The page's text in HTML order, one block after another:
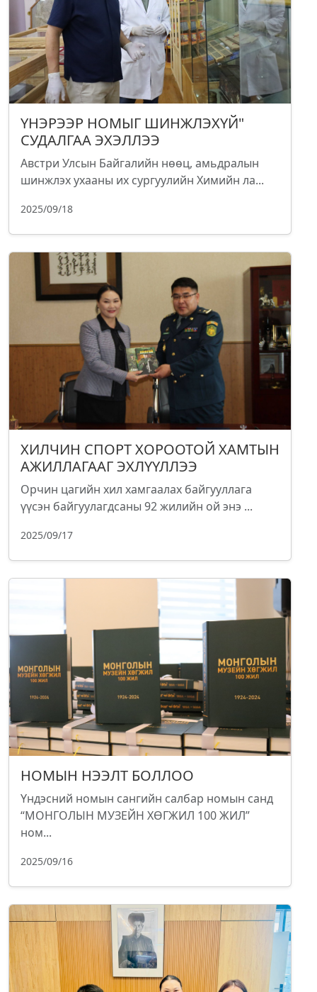
ҮНЭРЭЭР НОМЫГ ШИНЖЛЭХҮЙ"
СУДАЛГАА ЭХЭЛЛЭЭ
Австри Улсын Байгалийн нөөц, амьдралын
шинжлэх ухааны их сургуулийн Химийн ла...
2025/09/18
ХИЛЧИН СПОРТ ХОРООТОЙ ХАМТЫН
АЖИЛЛАГААГ ЭХЛҮҮЛЛЭЭ
Орчин цагийн хил хамгаалах байгууллага
үүсэн байгуулагдсаны 92 жилийн ой энэ ...
2025/09/17
НОМЫН НЭЭЛТ БОЛЛОО
Үндэсний номын сангийн салбар номын санд
“МОНГОЛЫН МУЗЕЙН ХӨГЖИЛ 100 ЖИЛ”
ном...
2025/09/16